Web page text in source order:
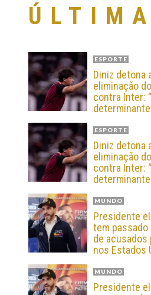
ESPORTE
Diniz detona
eliminação
contra Inter:
ESPORTE
Diniz detona
eliminação
contra Inter:
MUNDO
Presidente
tem passado
de
nos Estados
MUNDO
Presidente